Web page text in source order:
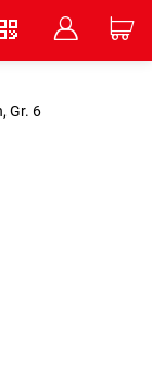
B C